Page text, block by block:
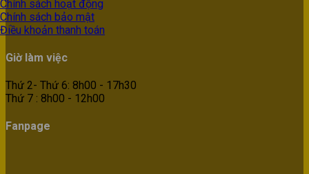
Chính sách hoạt động
Chính sách bảo mật
Điều khoản thanh toán
Giờ làm việc
Thứ 2- Thứ 6: 8h00 - 17h30
Thứ 7 : 8h00 - 12h00
Fanpage